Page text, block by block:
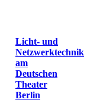
Licht- und
Netzwerktechnik
am
Deutschen
Theater
Berlin